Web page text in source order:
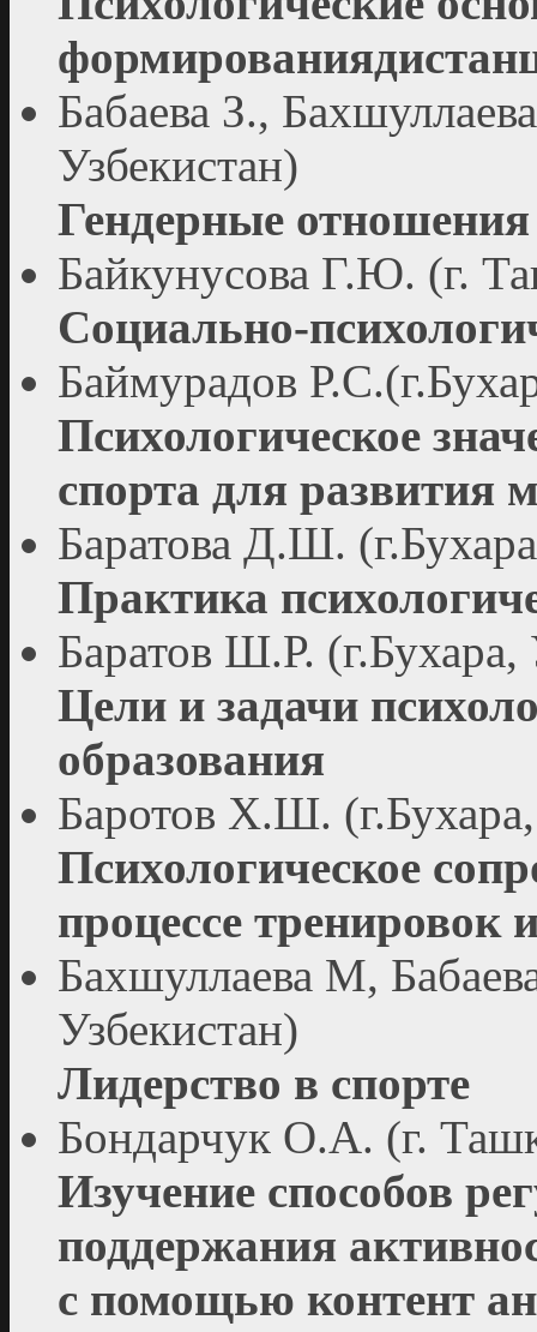
Бабаева З.,
Узбекистан)
Гендерные отношения
Байкунусова Г.Ю. (г.
Социально-
Баймурадов
Психологическое
спорта для развития
Баратова Д.Ш.
Практика
Баратов Ш.Р. (г.Бухара,
Цели и задачи
образования
Баротов Х.Ш.
Психологическое
процессе тренировок
Бахшуллаева М,
Узбекистан)
Лидерство в спорте
Бондарчук О.А. (г.
Изучение способов
поддержания
с помощью контент